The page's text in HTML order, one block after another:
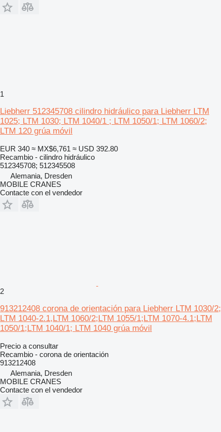
1
Liebherr 512345708 cilindro hidráulico para Liebherr LTM
1025; LTM 1030; LTM 1040/1 ; LTM 1050/1; LTM 1060/2;
LTM 120 grúa móvil
EUR 340 ≈ MX$6,761 ≈ USD 392.80
Recambio - cilindro hidráulico
512345708; 512345508
Alemania, Dresden
MOBILE CRANES
Contacte con el vendedor
2
913212408 corona de orientación para Liebherr LTM 1030/2;
LTM 1040-2.1,LTM 1060/2;LTM 1055/1;LTM 1070-4.1;LTM
1050/1;LTM 1040/1; LTM 1040 grúa móvil
Precio a consultar
Recambio - corona de orientación
913212408
Alemania, Dresden
MOBILE CRANES
Contacte con el vendedor